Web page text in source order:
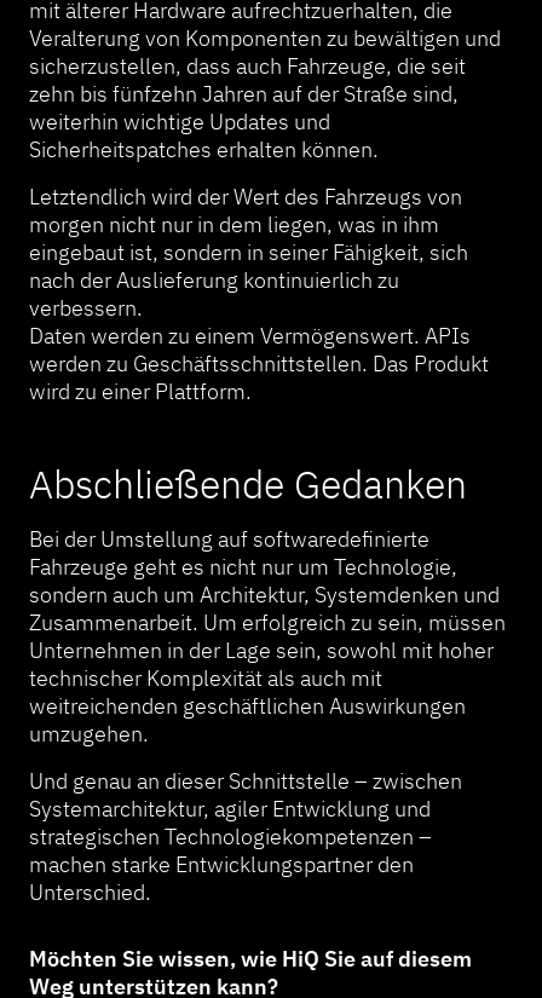
mit älterer Hardware aufrechtzuerhalten, die
Veralterung von Komponenten zu bewältigen und
sicherzustellen, dass auch Fahrzeuge, die seit
zehn bis fünfzehn Jahren auf der Straße sind,
weiterhin wichtige Updates und
Sicherheitspatches erhalten können.
Letztendlich wird der Wert des Fahrzeugs von
morgen nicht nur in dem liegen, was in ihm
eingebaut ist, sondern in seiner Fähigkeit, sich
nach der Auslieferung kontinuierlich zu
verbessern.
Daten werden zu einem Vermögenswert. APIs
werden zu Geschäftsschnittstellen. Das Produkt
wird zu einer Plattform.
Abschließende Gedanken
Bei der Umstellung auf softwaredefinierte
Fahrzeuge geht es nicht nur um Technologie,
sondern auch um Architektur, Systemdenken und
Zusammenarbeit. Um erfolgreich zu sein, müssen
Unternehmen in der Lage sein, sowohl mit hoher
technischer Komplexität als auch mit
weitreichenden geschäftlichen Auswirkungen
umzugehen.
Und genau an dieser Schnittstelle – zwischen
Systemarchitektur, agiler Entwicklung und
strategischen Technologiekompetenzen –
machen starke Entwicklungspartner den
Unterschied.
Möchten Sie wissen, wie HiQ Sie auf diesem
Weg unterstützen kann?